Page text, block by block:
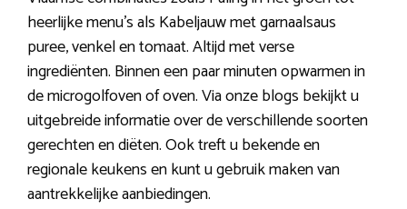
heerlijke menu’s als Kabeljauw met garnaalsaus
puree, venkel en tomaat. Altijd met verse
ingrediënten. Binnen een paar minuten opwarmen in
de microgolfoven of oven. Via onze blogs bekijkt u
uitgebreide informatie over de verschillende soorten
gerechten en diëten. Ook treft u bekende en
regionale keukens en kunt u gebruik maken van
aantrekkelijke aanbiedingen.